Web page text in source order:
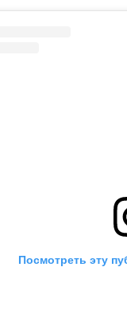
Посмотреть эту